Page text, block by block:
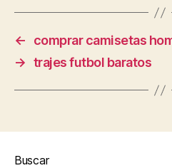
←
comprar camisetas
→ trajes futbol baratos
Buscar